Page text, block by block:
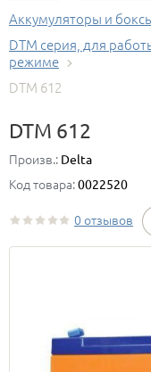
Аккумуляторы и
DTM серия, для
режиме
DTM 612
DTM 612
Произв.: Delta
Код товара:0022520
0 отзывов